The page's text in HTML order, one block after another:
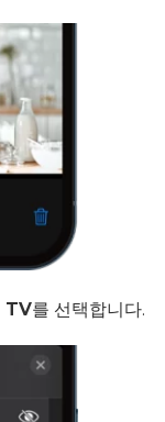
TV를 선택합니다.